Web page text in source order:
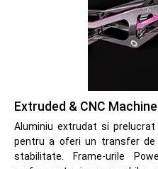
Extruded & CNC
Aluminiu extrudat si
pentru a oferi un transfer de
stabilitate. Frame-urile